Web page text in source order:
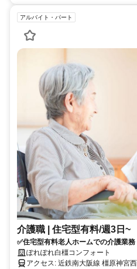
アルバイト・パート
介護職 | 住宅型有料/週3日~
✅住宅型有料老人ホームでの介護
神宮西口駅から徒歩14分 ✅土日祝
件：介護系資格をお持ちの方
ぽれぽれ白橿コンフォート
アクセス: 近鉄南大阪線 橿原神宮西口駅から徒歩14分／近鉄橿原線 橿